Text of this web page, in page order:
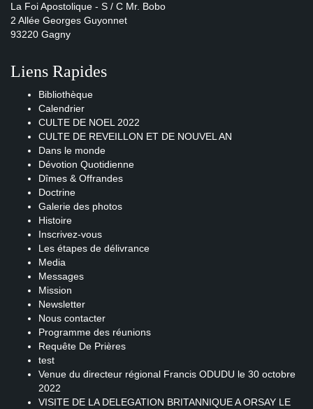
La Foi Apostolique - S / C Mr. Bobo
2 Allée Georges Guyonnet
93220 Gagny
Liens Rapides
Bibliothèque
Calendrier
CULTE DE NOEL 2022
CULTE DE REVEILLON ET DE NOUVEL AN
Dans le monde
Dévotion Quotidienne
Dîmes & Offrandes
Doctrine
Galerie des photos
Histoire
Inscrivez-vous
Les étapes de délivrance
Media
Messages
Mission
Newsletter
Nous contacter
Programme des réunions
Requête De Prières
test
Venue du directeur régional Francis ODUDU le 30 octobre
2022
VISITE DE LA DELEGATION BRITANNIQUE A ORSAY LE